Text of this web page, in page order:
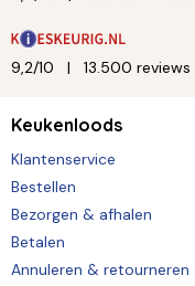
9,2/10 13.500 reviews
Keukenloods
Klantenservice
Bestellen
Bezorgen & afhalen
Betalen
Annuleren & retourneren